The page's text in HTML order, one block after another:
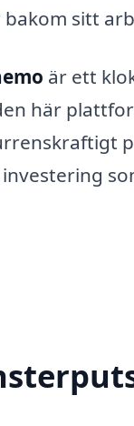
sitt
är ett
här